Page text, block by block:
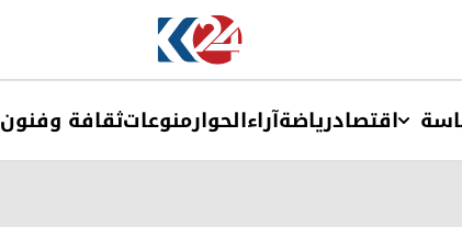
اقتصادریاضةآراءالحوارمنوعاتثقافة وفنون